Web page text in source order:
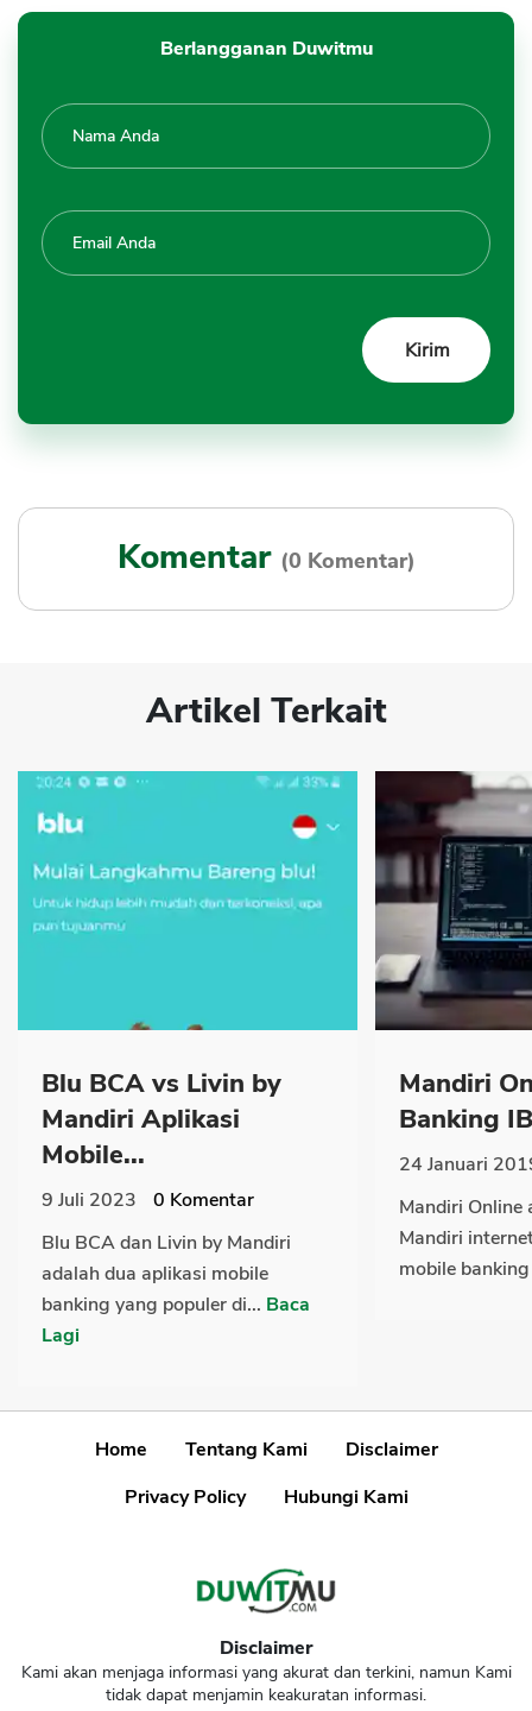
Berlangganan Duwitmu
Komentar (0 Komentar)
Artikel Terkait
Blu BCA vs Livin by
Mandiri Aplikasi
Mobile...
9 Juli 2023 0 Komentar
Blu BCA dan Livin by Mandiri
adalah dua aplikasi mobile
banking yang populer di... Baca
Lagi
Mandiri
Banking
24 Januari
Mandiri Online
Mandiri
mobile
Home Tentang Kami
Disclaimer
Privacy Policy
Hubungi Kami
Disclaimer
Kami akan menjaga informasi yang akurat dan terkini, namun Kami
tidak dapat menjamin keakuratan informasi.